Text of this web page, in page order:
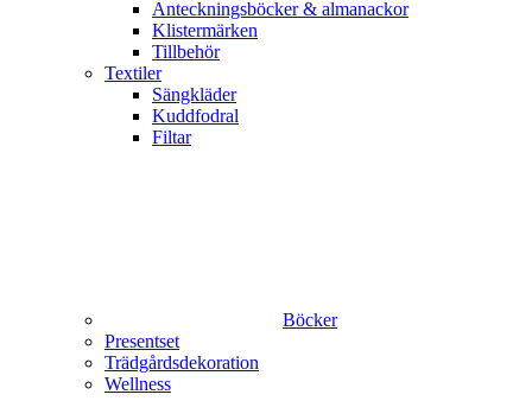
Anteckningsböcker & almanackor
Klistermärken
Tillbehör
Textiler
Sängkläder
Kuddfodral
Filtar
Böcker
Presentset
Trädgårdsdekoration
Wellness